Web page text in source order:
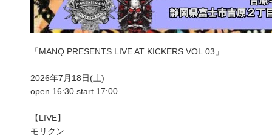
「MANQ PRESENTS LIVE AT KICKERS VOL.03」
2026年7月18日(土)
open 16:30 start 17:00
【LIVE】
モリクン